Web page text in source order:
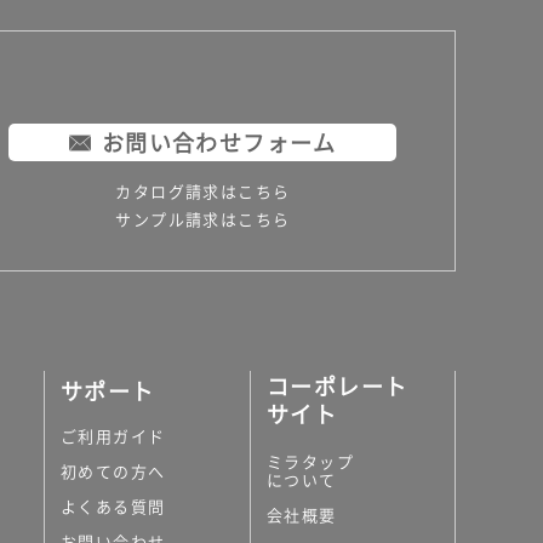
お問い合わせフォーム
カタログ請求はこちら
サンプル請求はこちら
サポート
ご利用ガイド
初めての方へ
よくある質問
コーポレート
サイト
ミラタップ
について
会社概要